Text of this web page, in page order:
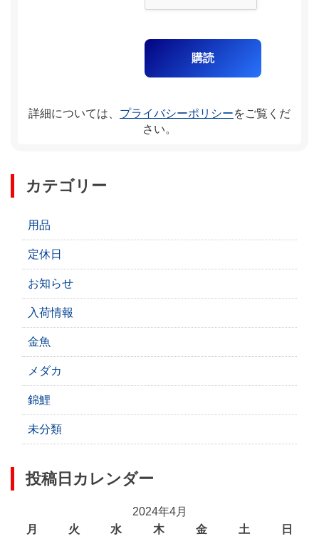
詳細については、 プライバシーポリシーをご覧くだ
さい。
カテゴリー
用品
定休日
お知らせ
入荷情報
金魚
メダカ
錦鯉
未分類
投稿日カレンダー
2024年4月
月
火 水 木 金 土
日